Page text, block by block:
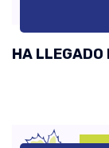
HA LLEGADO